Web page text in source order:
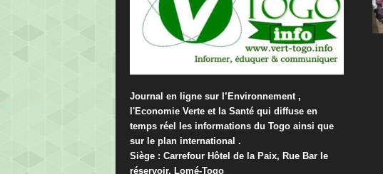
Journal en ligne sur l’Environnement ,
l'Economie Verte et la Santé qui diffuse en
temps réel les informations du Togo ainsi que
sur le plan international .
Siège : Carrefour Hôtel de la Paix, Rue Bar le
réservoir, Lomé-Togo